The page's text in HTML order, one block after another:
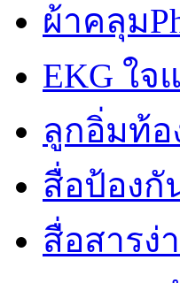
ผ้าคลุม
EKG ใจ
ลูกอิ่มท้อ
สื่อป้องกั
สื่อสารง่